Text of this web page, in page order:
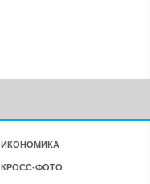
ИКОНОМИКА
КРОСС-ФОТО